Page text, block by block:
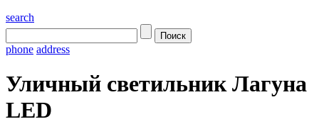
search
phone address
Уличный светильник Лагуна
LED